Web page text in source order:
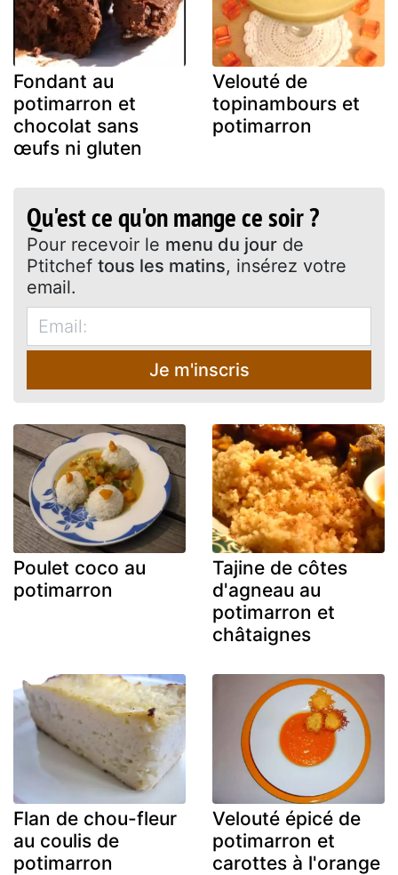
Fondant au
potimarron et
chocolat sans
œufs ni gluten
Velouté de
topinambours et
potimarron
Qu'est ce qu'on mange ce soir ?
Pour recevoir le menu du jour de
Ptitchef tous les matins, insérez votre
email.
Je m'inscris
Poulet coco au
potimarron
Tajine de côtes
d'agneau au
potimarron et
châtaignes
Flan de chou-fleur
au coulis de
potimarron
Velouté épicé de
potimarron et
carottes à l'orange